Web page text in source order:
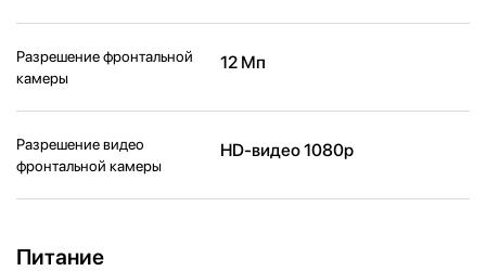
Разрешение фронтальной
камеры
12 Мп
Разрешение видео
фронтальной камеры
HD-видео 1080p
Питание